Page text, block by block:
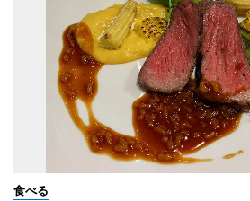
食べる